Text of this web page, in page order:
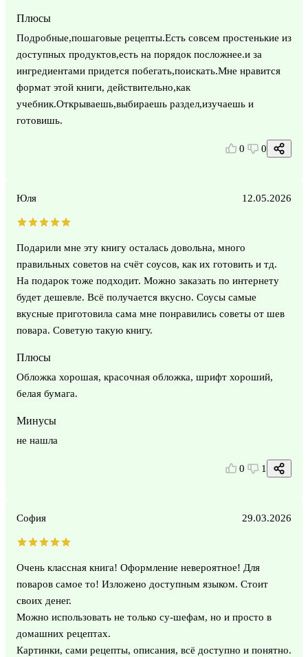
Плюсы
Подробные,пошаговые рецепты.Есть совсем простенькие из
доступных продуктов,есть на порядок посложнее.и за
ингредиентами придется побегать,поискать.Мне нравится
формат этой книги, действительно,как
учебник.Открываешь,выбираешь раздел,изучаешь и
готовишь.
0 0
Юля 12.05.2026
Подарили мне эту книгу осталась довольна, много
правильных советов на счёт соусов, как их готовить и тд.
На подарок тоже подходит. Можно заказать по интернету
будет дешевле. Всё получается вкусно. Соусы самые
вкусные приготовила сама мне понравились советы от шев
повара. Советую такую книгу.
Плюсы
Обложка хорошая, красочная обложка, шрифт хороший,
белая бумага.
Минусы
не нашла
0 1
София 29.03.2026
Очень классная книга! Оформление невероятное! Для
поваров самое то! Изложено доступным языком. Стоит
своих денег.
Можно использовать не только су-шефам, но и просто в
домашних рецептах.
Картинки, сами рецепты, описания, всё доступно и понятно.